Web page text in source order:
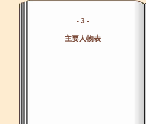
- 3 -
主要人物表